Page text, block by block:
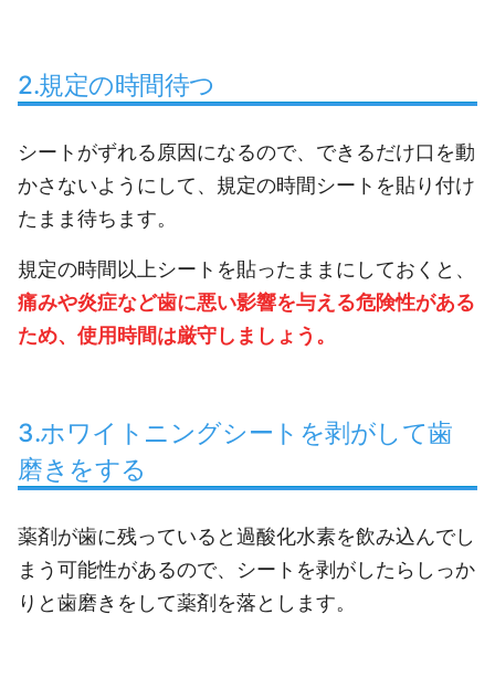
2.規定の時間待つ
シートがずれる原因になるので、できるだけ口を動
かさないようにして、規定の時間シートを貼り付け
たまま待ちます。
規定の時間以上シートを貼ったままにしておくと、
痛みや炎症など歯に悪い影響を与える危険性がある
ため、使用時間は厳守しましょう。
3.ホワイトニングシートを剥がして歯
磨きをする
薬剤が歯に残っていると過酸化水素を飲み込んでし
まう可能性があるので、シートを剥がしたらしっか
りと歯磨きをして薬剤を落とします。